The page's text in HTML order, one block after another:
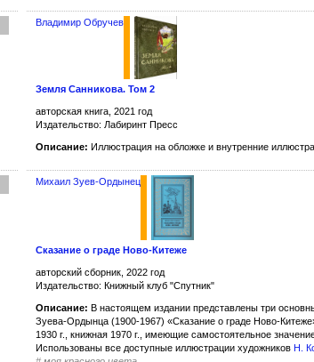
Владимир Обручев
Земля Санникова. Том 2
авторская книга, 2021 год
Издательство: Лабиринт Пресс
Описание: Иллюстрация на обложке и внутренние
Михаил Зуев-Ордынец
Сказание о граде Ново-Китеже
авторский сборник, 2022 год
Издательство: Книжный клуб "Спутник"
Описание: В настоящем издании представлены три
Зуева-Ордынца (1900-1967) «Сказание о граде Ново-
1930 г., книжная 1970 г., имеющие самостоятельное
Использованы все доступные иллюстрации художников Н.